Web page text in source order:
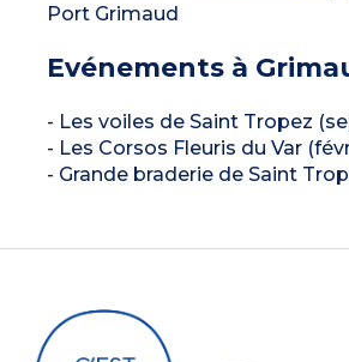
Port Grimaud
Evénements à
- Les voiles de Saint Tropez
- Les Corsos Fleuris du Var
- Grande braderie de Saint